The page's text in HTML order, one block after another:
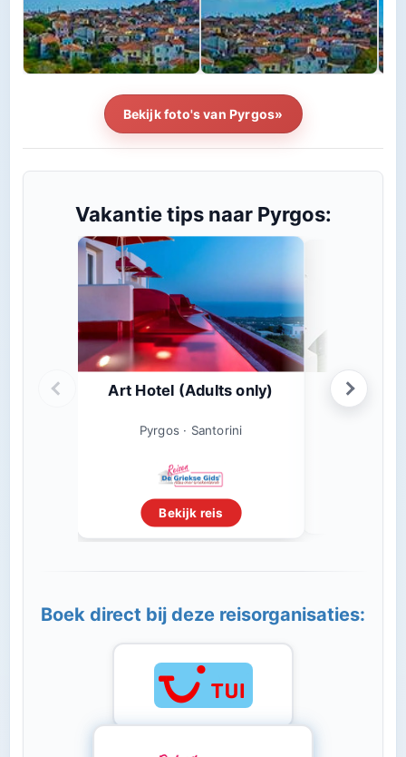
Bekijk foto's van Pyrgos»
Vakantie tips naar Pyrgos:
Art Hotel (Adults only)
Pyrgos · Santorini
Bekijk reis
Boek direct bij deze reisorganisaties: